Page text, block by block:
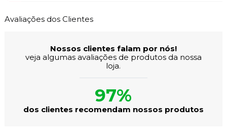
Avaliações dos Clientes
Nossos clientes falam por nós!
veja algumas avaliações de produtos da nossa
loja.
97%
dos clientes recomendam nossos produtos